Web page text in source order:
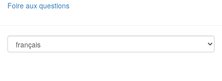
Foire aux questions